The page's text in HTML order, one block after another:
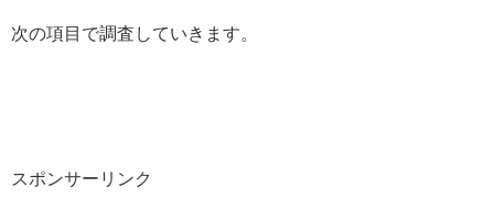
次の項目で調査していきます。
スポンサーリンク